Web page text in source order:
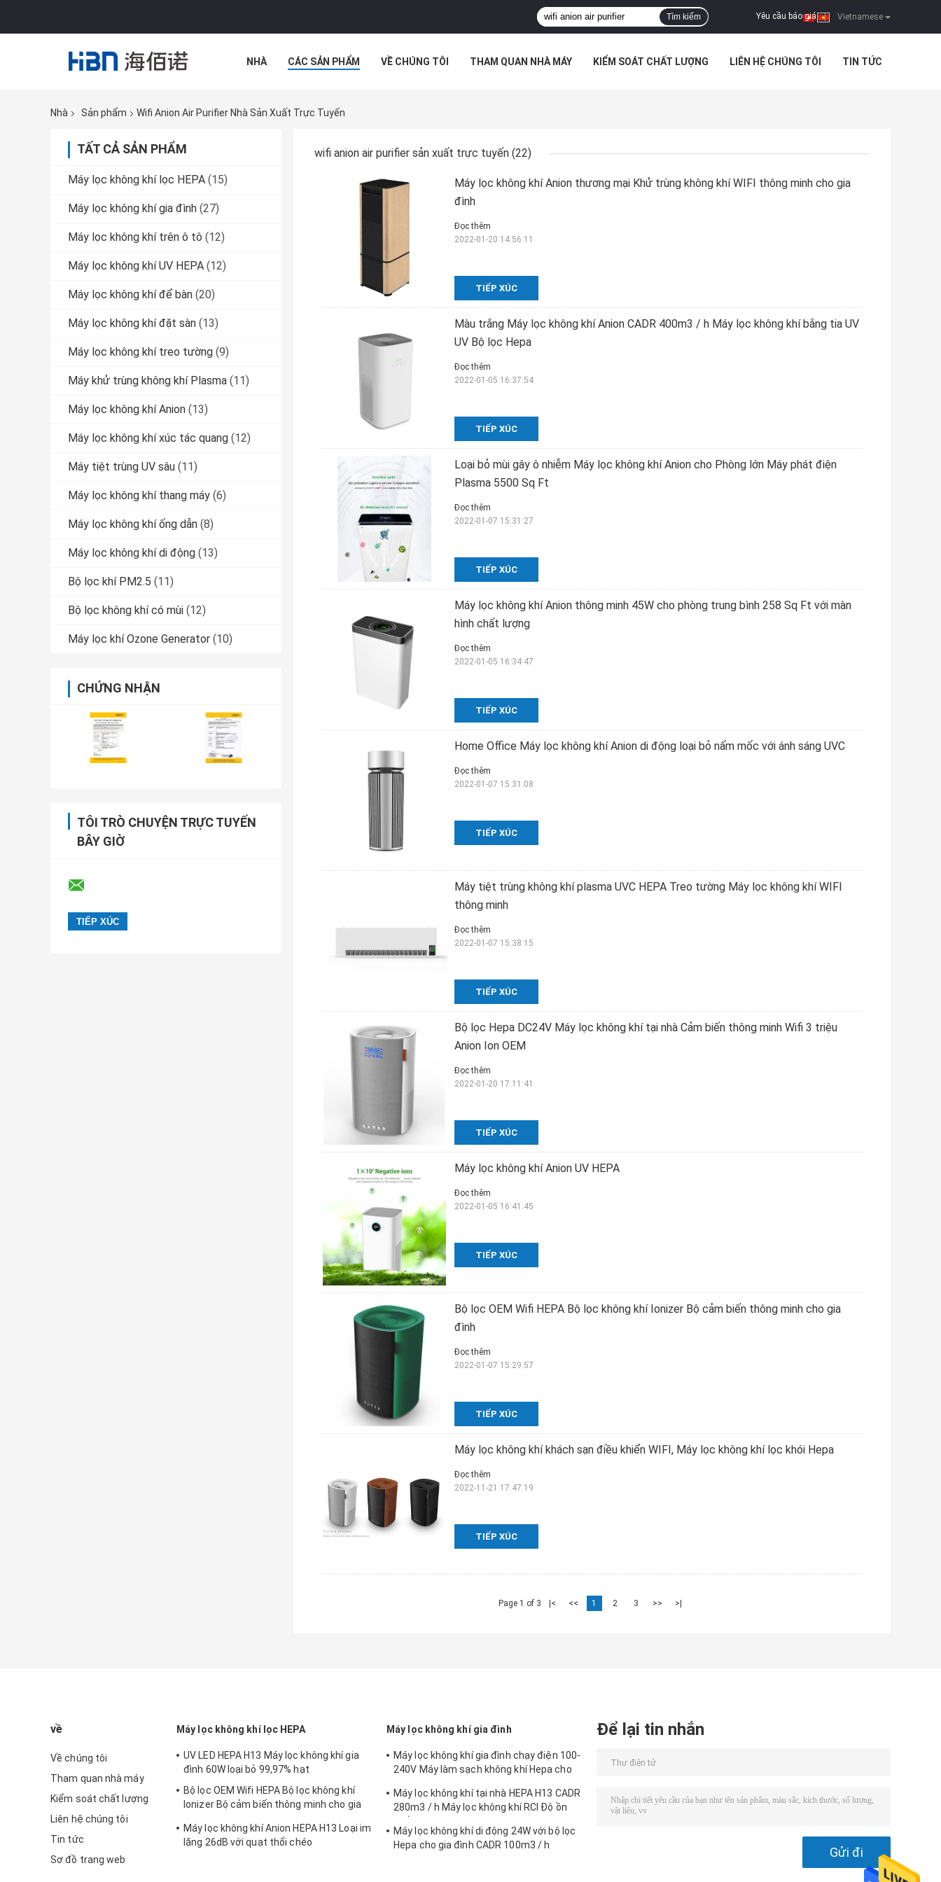
Vietnamese
Yêu cầu báo giá |
Tìm kiếm
NHÀ CÁC SẢN PHẨM VỀ CHÚNG TÔI THAM QUAN NHÀ MÁY KIỂM SOÁT CHẤT LƯỢNG LIÊN HỆ CHÚNG TÔI TIN TỨC
Nhà
Sản phẩm Wifi Anion Air Purifier Nhà Sản Xuất Trực Tuyến
TẤT CẢ SẢN PHẨM
Máy lọc không khí lọc HEPA (15)
Máy lọc không khí gia đình (27)
Máy lọc không khí trên ô tô (12)
Máy lọc không khí UV HEPA (12)
Máy lọc không khí để bàn (20)
Máy lọc không khí đặt sàn (13)
Máy lọc không khí treo tường (9)
Máy khử trùng không khí Plasma (11)
Máy lọc không khí Anion (13)
Máy lọc không khí xúc tác quang (12)
Máy tiệt trùng UV sâu (11)
Máy lọc không khí thang máy (6)
Máy lọc không khí ống dẫn (8)
Máy lọc không khí di động (13)
Bộ lọc khí PM2.5 (11)
Bộ lọc không khí có mùi (12)
Máy lọc khí Ozone Generator (10)
CHỨNG NHẬN
TÔI TRÒ CHUYỆN TRỰC TUYẾN
BÂY GIỜ
wifi anion air purifier sản xuất trực tuyến (22)
Máy lọc không khí Anion thương mại Khử trùng không khí WIFI thông minh cho gia
đình
TIẾP XÚC
Đọc thêm
2022-01-20 14:56:11
Màu trắng Máy lọc không khí Anion CADR 400m3 / h Máy lọc không khí bằng tia UV
UV Bộ lọc Hepa
TIẾP XÚC
Đọc thêm
2022-01-05 16:37:54
Loại bỏ mùi gây ô nhiễm Máy lọc không khí Anion cho Phòng lớn Máy phát điện
Plasma 5500 Sq Ft
TIẾP XÚC
Đọc thêm
2022-01-07 15:31:27
Máy lọc không khí Anion thông minh 45W cho phòng trung bình 258 Sq Ft với màn
hình chất lượng
TIẾP XÚC
Đọc thêm
2022-01-05 16:34:47
Home Office Máy lọc không khí Anion di động loại bỏ nấm mốc với ánh sáng UVC
TIẾP XÚC
Đọc thêm
2022-01-07 15:31:08
Máy tiệt trùng không khí plasma UVC HEPA Treo tường Máy lọc không khí WIFI
thông minh
TIẾP XÚC
Đọc thêm
2022-01-07 15:38:15
Bộ lọc Hepa DC24V Máy lọc không khí tại nhà Cảm biến thông minh Wifi 3 triệu
Anion Ion OEM
TIẾP XÚC
Đọc thêm
2022-01-20 17:11:41
Máy lọc không khí Anion UV HEPA
TIẾP XÚC
Đọc thêm
2022-01-05 16:41:45
Bộ lọc OEM Wifi HEPA Bộ lọc không khí Ionizer Bộ cảm biến thông minh cho gia
đình
TIẾP XÚC
Đọc thêm
2022-01-07 15:29:57
Máy lọc không khí khách sạn điều khiển WIFI, Máy lọc không khí lọc khói Hepa
TIẾP XÚC
Đọc thêm
2022-11-21 17:47:19
Page 1 of 3 |< << 1 2 3 >> >|
về
Về chúng tôi
Tham quan nhà máy
Kiểm soát chất lượng
Liên hệ chúng tôi
Tin tức
Sơ đồ trang web
Máy lọc không khí lọc HEPA
UV LED HEPA H13 Máy lọc không khí gia
đình 60W loại bỏ 99,97% hạt
Bộ lọc OEM Wifi HEPA Bộ lọc không khí
Ionizer Bộ cảm biến thông minh cho gia
Máy lọc không khí Anion HEPA H13 Loại im
lặng 26dB với quạt thổi chéo
Máy lọc không khí gia đình
Máy lọc không khí gia đình chạy điện 100-
240V Máy làm sạch không khí Hepa cho
Máy lọc không khí tại nhà HEPA H13 CADR
280m3 / h Máy lọc không khí RCI Độ ồn
Máy lọc không khí di động 24W với bộ lọc
Hepa cho gia đình CADR 100m3 / h
Để lại tin nhắn